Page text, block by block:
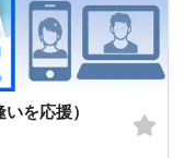
いを応援）